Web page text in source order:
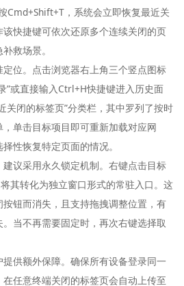
Cmd+Shift+T，系统会立即恢复最近关
快捷键可依次还原多个连续关闭的页
救场景。
位。点击浏览器右上角三个竖点图标
”或直接输入Ctrl+H快捷键进入历史面
关闭的标签页”分类栏，其中罗列了按时
单击目标项目即可重新加载对应网
性恢复特定页面的情况。
议采用永久锁定机制。右键点击目标
其转化为独立窗口形式的常驻入口。这
钮而消失，且支持拖拽调整位置，有
当不再需要固定时，再次右键选择取
供额外保障。确保所有设备登录同一
任意终端关闭的标签页会自动上传至